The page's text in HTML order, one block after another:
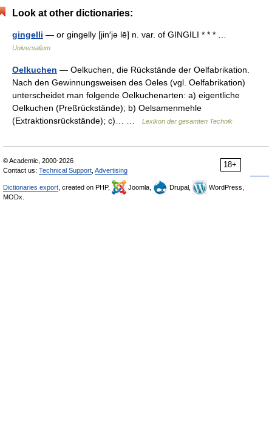
Look at other dictionaries:
gingelli — or gingelly [jin′jə lē] n. var. of GINGILI * * * …
Universalium
Oelkuchen — Oelkuchen, die Rückstände der Oelfabrikation.
Nach den Gewinnungsweisen des Oeles (vgl. Oelfabrikation)
unterscheidet man folgende Oelkuchenarten: a) eigentliche
Oelkuchen (Preßrückstände); b) Oelsamenmehle
(Extraktionsrückstände); c)… …
Lexikon der gesamten Technik
18+
© Academic, 2000-2026
Contact us: Technical Support Advertising
Dictionaries export , created on PHP, Joomla, Drupal,
WordPress,
MODx.